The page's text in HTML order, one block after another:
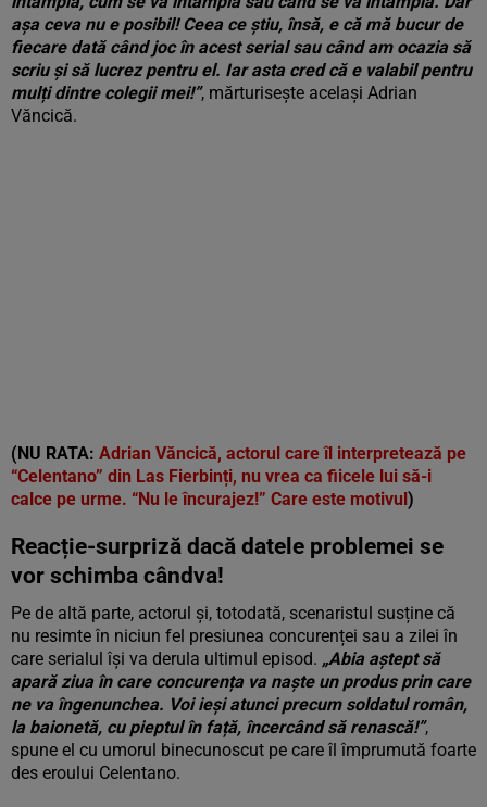
așa ceva nu e posibil! Ceea ce știu, însă, e că mă bucur de
fiecare dată când joc în acest serial sau când am ocazia să
scriu și să lucrez pentru el. Iar asta cred că e valabil pentru
mulți dintre colegii mei!”, mărturisește același Adrian
Văncică.
(NU RATA: Adrian Văncică, actorul care îl interpretează pe
“Celentano” din Las Fierbinți, nu vrea ca fiicele lui să-i
calce pe urme. “Nu le încurajez!” Care este motivul)
Reacție-surpriză dacă datele problemei se
vor schimba cândva!
Pe de altă parte, actorul și, totodată, scenaristul susține că
nu resimte în niciun fel presiunea concurenței sau a zilei în
care serialul își va derula ultimul episod. „Abia aștept să
apară ziua în care concurența va naște un produs prin care
ne va îngenunchea. Voi ieși atunci precum soldatul român,
la baionetă, cu pieptul în față, încercând să renască!”,
spune el cu umorul binecunoscut pe care îl împrumută foarte
des eroului Celentano.